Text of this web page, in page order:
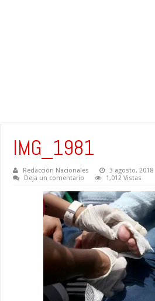
IMG_1981
Redacción Nacionales
3 agosto, 2018
Deja un comentario
1,012 Vistas